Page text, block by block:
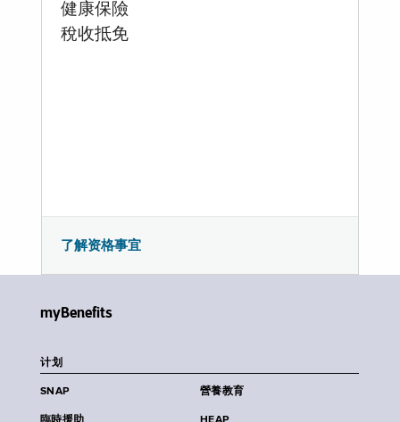
健康保險
稅收抵免
了解资格事宜
myBenefits
计划
SNAP 營養教育